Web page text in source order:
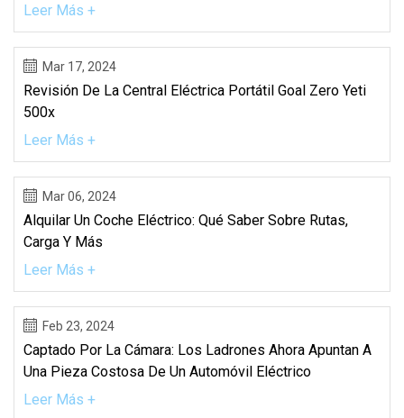
Leer Más +
Mar 17, 2024
Revisión De La Central Eléctrica Portátil Goal Zero Yeti
500x
Leer Más +
Mar 06, 2024
Alquilar Un Coche Eléctrico: Qué Saber Sobre Rutas,
Carga Y Más
Leer Más +
Feb 23, 2024
Captado Por La Cámara: Los Ladrones Ahora Apuntan A
Una Pieza Costosa De Un Automóvil Eléctrico
Leer Más +